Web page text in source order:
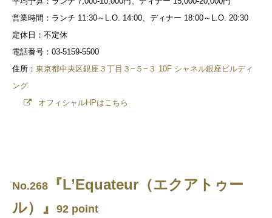
営業時間：ランチ 11:30～L.O. 14:00、ディナー 18:00～L.O. 20:30
定休日：不定休
電話番号：03-5159-5500
住所： 東京都中央区銀座３丁目３−５−３ 10F シャネル銀座ビルディ
ング
オフィシャルHPはこちら
No.268
『L’Equateur（エクアトゥー
ル）』
92 point